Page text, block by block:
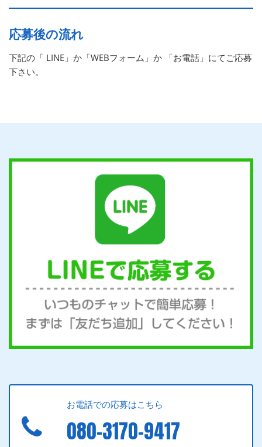
応募後の流れ
下記の「 LINE」か「WEBフォーム」か 「お電話」にてご応募
下さい。
お電話での応募はこちら
080-3170-9417